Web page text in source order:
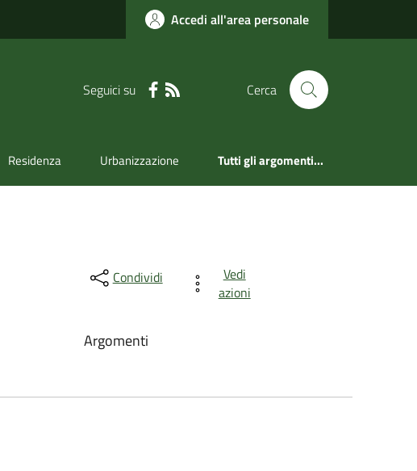
Accedi all'area personale
Seguici su Cerca
Residenza Urbanizzazione Tutti gli argomenti...
Condividi
Vedi
azioni
Argomenti